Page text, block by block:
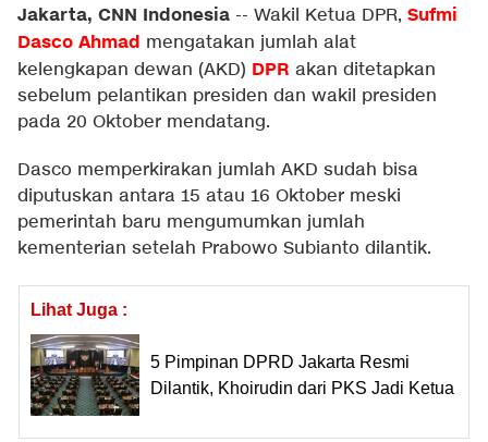
Jakarta, CNN Indonesia -- Wakil Ketua DPR, Sufmi
Dasco Ahmad mengatakan jumlah alat
kelengkapan dewan (AKD) DPR akan ditetapkan
sebelum pelantikan presiden dan wakil presiden
pada 20 Oktober mendatang.
Dasco memperkirakan jumlah AKD sudah bisa
diputuskan antara 15 atau 16 Oktober meski
pemerintah baru mengumumkan jumlah
kementerian setelah Prabowo Subianto dilantik.
Lihat Juga :
5 Pimpinan DPRD Jakarta Resmi
Dilantik, Khoirudin dari PKS Jadi Ketua